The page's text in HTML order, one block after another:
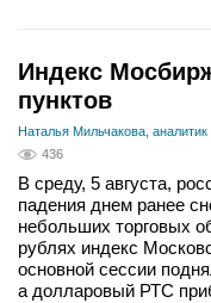
Индекс
пунктов
Наталья Мильчакова,
436
В среду, 5 августа,
падения днем ранее
небольших торговых
рублях индекс
основной сессии
а долларовый РТС